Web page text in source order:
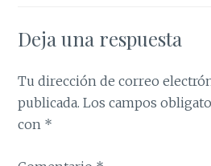
Deja una respuesta
Tu dirección de correo
publicada. Los campos
con *